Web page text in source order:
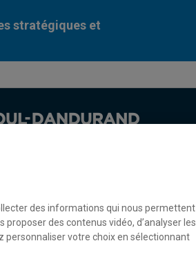
stratégiques et
des informations qui nous permettent
proposer des contenus vidéo, d’analyser les
votre choix en sélectionnant